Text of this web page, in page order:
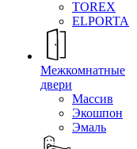
TOREX
ELPORTA
Межкомнатные
двери
Массив
Экошпон
Эмаль